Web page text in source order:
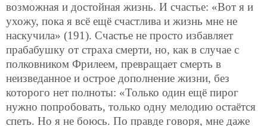
возможная и достойная жизнь. И счастье: «Вот я и
ухожу, пока я всё ещё счастлива и жизнь мне не
наскучила» (191). Счастье не просто избавляет
прабабушку от страха смерти, но, как в случае с
полковником Фрилеем, превращает смерть в
неизведанное и острое дополнение жизни, без
которого нет полноты: «Только один ещё пирог
нужно попробовать, только одну мелодию остаётся
спеть. Но я не боюсь. По правде говоря, мне даже